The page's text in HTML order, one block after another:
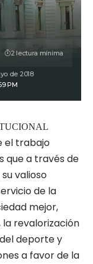
PM
de 2018
2 lectura mínima
el trabajo
que a través de
valioso
de la
mejor,
revalorización
deporte y
a favor de la